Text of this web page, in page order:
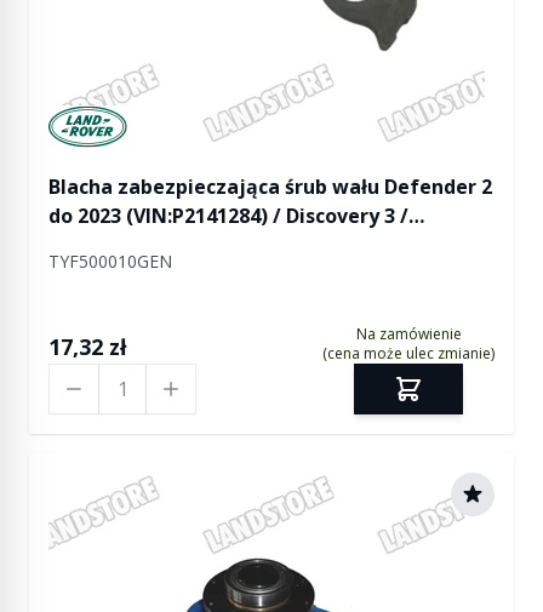
Manufactured by Land rover
Blacha zabezpieczająca śrub wału Defender 2
do 2023 (VIN:P2141284) / Discovery 3 /
(VIN:L2999999) / RR L322 / RR L405 / RR Sport /
TYF500010GEN
17,32 zł
Na zamówienie
(cena może ulec zmianie)